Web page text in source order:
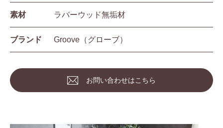
素材 ラバーウッド無垢材
ブランド Groove（グローブ）
お問い合わせはこちら